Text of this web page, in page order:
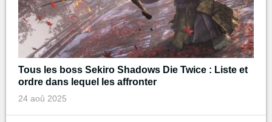
Tous les boss Sekiro Shadows Die Twice : Liste et
ordre dans lequel les affronter
24 aoû 2025